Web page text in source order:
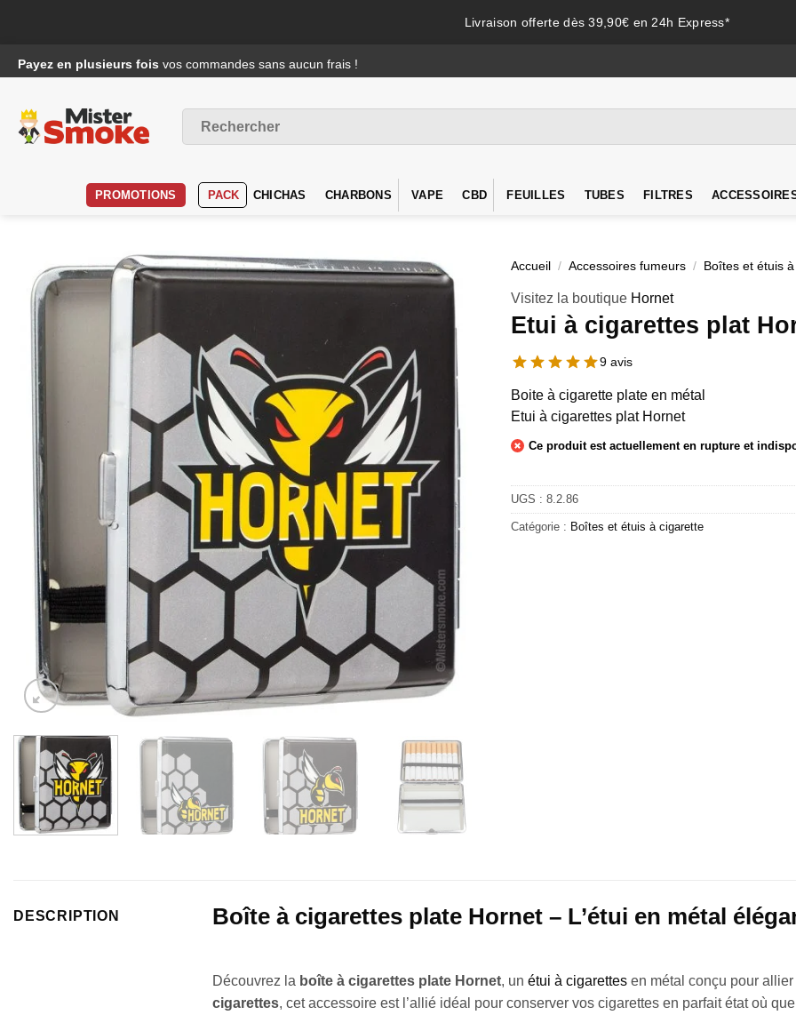
Livraison offerte dès 39,90€ en 24h Express*
au
Payez en plusieurs fois vos commandes sans aucun frais !
pour :
PROMOTIONS PACK CHICHAS CHARBONS VAPE CBD FEUILLES TUBES FILTRES
Accueil / Accessoires fumeurs / Boîtes et étuis
Visitez la boutique Hornet
Etui à cigarettes plat
9 avis
Boite à cigarette plate en métal
Etui à cigarettes plat Hornet
Ce produit est actuellement en rupture et
UGS : 8.2.86
Catégorie : Boîtes et étuis à cigarette
DESCRIPTION Boîte à cigarettes plate Hornet – L’étui en métal
Découvrez la boîte à cigarettes plate Hornet, un étui à cigarettes en métal conçu pour
cigarettes, cet accessoire est l’allié idéal pour conserver vos cigarettes en parfait état où